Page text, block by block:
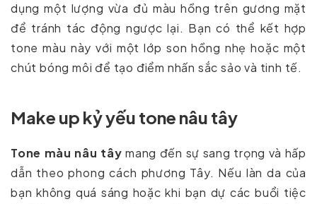
dụng một lượng vừa đủ màu hồng trên gương mặt
để tránh tác động ngược lại. Bạn có thể kết hợp
tone màu này với một lớp son hồng nhẹ hoặc một
chút bóng môi để tạo điểm nhấn sắc sảo và tinh tế.
Make up kỷ yếu tone nâu tây
Tone màu nâu tây mang đến sự sang trọng và hấp
dẫn theo phong cách phương Tây. Nếu làn da của
bạn không quá sáng hoặc khi bạn dự các buổi tiệc